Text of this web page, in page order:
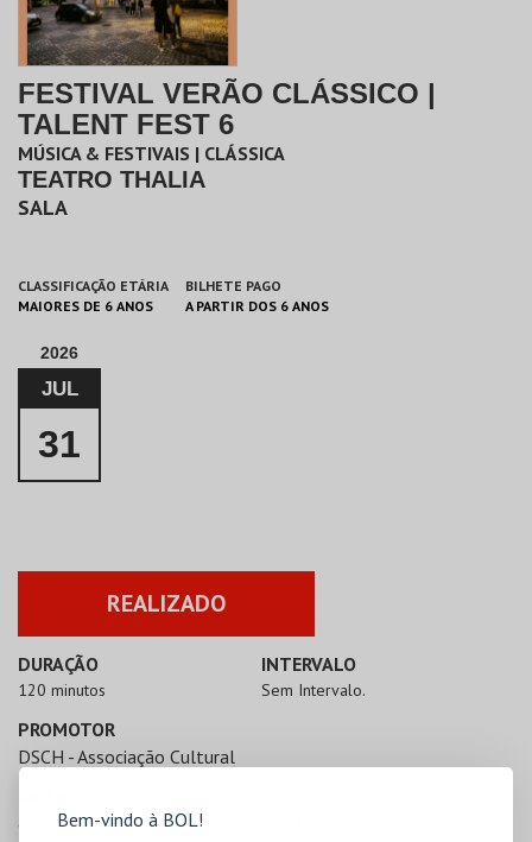
Bem-vindo à BOL!
FESTIVAL VERÃO CLÁSSICO |
TALENT FEST 6
MÚSICA & FESTIVAIS | CLÁSSICA
TEATRO THALIA
SALA
CLASSIFICAÇÃO ETÁRIA
MAIORES DE 6 ANOS
BILHETE PAGO
A PARTIR DOS 6 ANOS
2026
JUL
31
REALIZADO
DURAÇÃO
120 minutos
INTERVALO
Sem Intervalo.
PROMOTOR
DSCH - Associação Cultural
O concerto Talent Fest 6 do Festival VERÃO CLÁSSICO 2026 apresenta